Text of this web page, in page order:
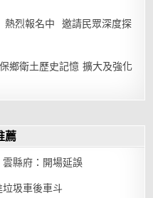
熱烈報名中 邀請民眾深度探
鄉衛土歷史記憶 擴大及強化
薦
縣府：開場延誤
圾車後車斗